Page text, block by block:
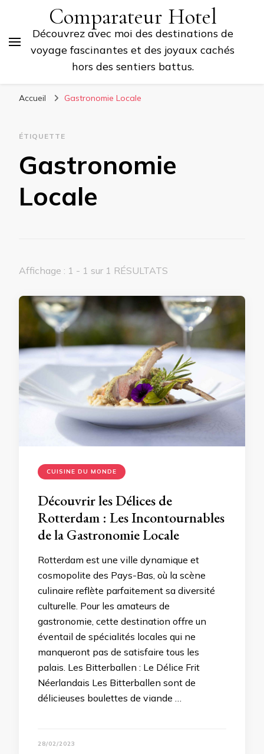
Comparateur Hotel
Découvrez avec moi des destinations de
voyage fascinantes et des joyaux cachés
hors des sentiers battus.
Accueil Gastronomie Locale
ÉTIQUETTE
Gastronomie
Locale
Affichage : 1 - 1 sur 1 RÉSULTATS
CUISINE DU MONDE
Découvrir les Délices de
Rotterdam : Les Incontournables
de la Gastronomie Locale
Rotterdam est une ville dynamique et
cosmopolite des Pays-Bas, où la scène
culinaire reflète parfaitement sa diversité
culturelle. Pour les amateurs de
gastronomie, cette destination offre un
éventail de spécialités locales qui ne
manqueront pas de satisfaire tous les
palais. Les Bitterballen : Le Délice Frit
Néerlandais Les Bitterballen sont de
délicieuses boulettes de viande …
28/02/2023